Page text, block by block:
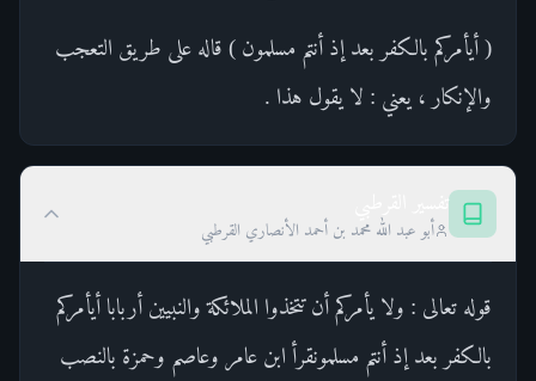
( أيأمركم بالكفر بعد إذ أنتم مسلمون ) قاله على طريق التعجب
والإنكار ، يعني : لا يقول هذا .
أبو عبد الله محمد بن أحمد الأنصاري القرطبي
قوله تعالى : ولا يأمركم أن تتخذوا الملائكة والنبيين أربابا أيأمركم
بالكفر بعد إذ أنتم مسلمونقرأ ابن عامر وعاصم وحمزة بالنصب